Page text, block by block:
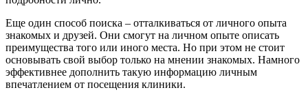
Еще один способ поиска – отталкиваться от личного опыта
знакомых и друзей. Они смогут на личном опыте описать
преимущества того или иного места. Но при этом не стоит
основывать свой выбор только на мнении знакомых. Намного
эффективнее дополнить такую информацию личным
впечатлением от посещения клиники.